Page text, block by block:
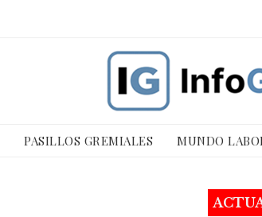
PASILLOS GREMIALES MUNDO